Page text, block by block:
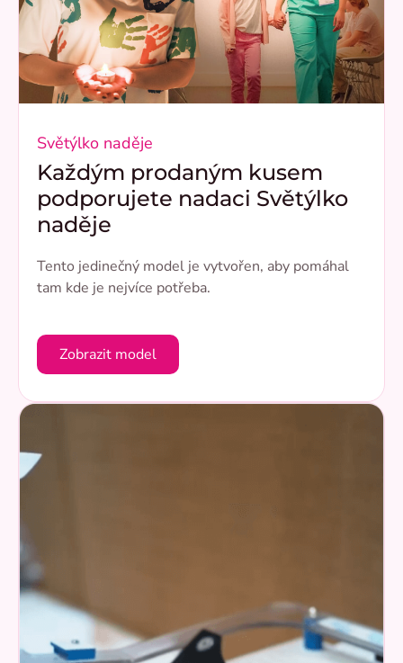
Světýlko naděje
Každým prodaným kusem
podporujete nadaci Světýlko
naděje
Tento jedinečný model je vytvořen, aby pomáhal
tam kde je nejvíce potřeba.
Zobrazit model